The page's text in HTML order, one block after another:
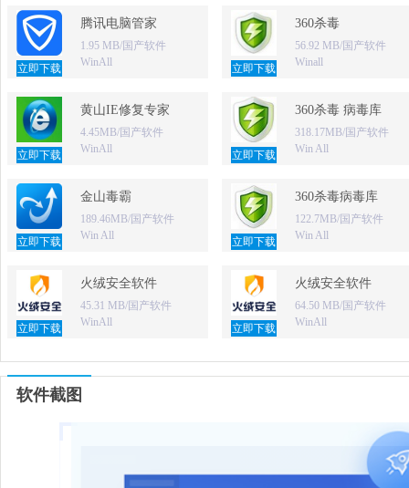
立即下载
腾讯电脑管家
1.95 MB/国产软件
WinAll
立即下载
360杀毒
56.92 MB/国产软件
Winall
立即下载
黄山IE修复专家
4.45MB/国产软件
WinAll
立即下载
360杀毒 病毒库
318.17MB/国产软件
Win All
立即下载
金山毒霸
189.46MB/国产软件
Win All
立即下载
360杀毒病毒库
122.7MB/国产软件
Win All
立即下载
火绒安全软件
45.31 MB/国产软件
WinAll
立即下载
火绒安全软件
64.50 MB/国产软件
WinAll
软件截图